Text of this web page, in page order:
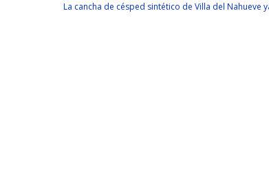
La cancha de césped sintético de Villa del Nahueve